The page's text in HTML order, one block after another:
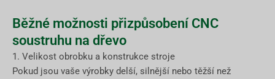
Běžné možnosti přizpůsobení CNC
soustruhu na dřevo
1. Velikost obrobku a konstrukce stroje
Pokud jsou vaše výrobky delší, silnější nebo těžší než